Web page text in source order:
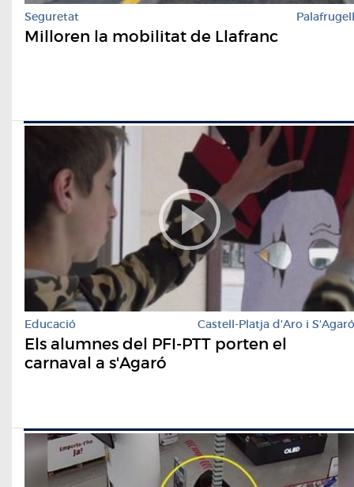
Seguretat Palafrugell
Milloren la mobilitat de Llafranc
Educació Castell-Platja d'Aro i S'Agaró
Els alumnes del PFI-PTT porten el
carnaval a s'Agaró